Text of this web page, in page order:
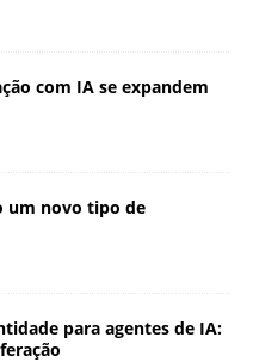
com IA se expandem
um novo tipo de
para agentes de IA: